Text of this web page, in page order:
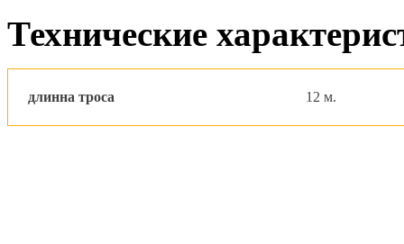
Технические
длинна троса 12 м.